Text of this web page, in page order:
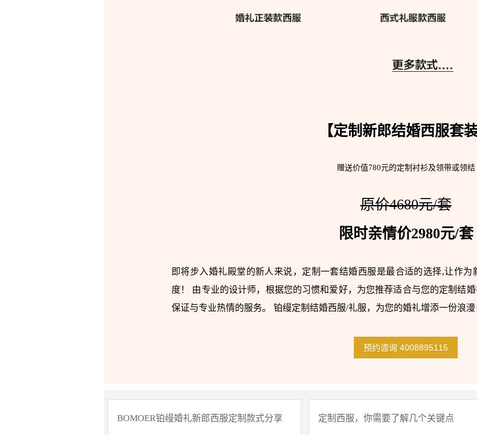
【定制新郎结婚西服套装
赠送价值780元的定制衬衫及领带或领结
原价4680元/套
限时亲情价2980元/套
即将步入婚礼殿堂的新人来说，定制一套结婚西服是最合适的选择,让作
度！ 由专业的设计师，根据您的习惯和爱好，为您推荐适合与您的定制结
保证与专业热情的服务。 铂缦定制结婚西服/礼服，为您的婚礼增添一份浪漫
预约咨询 4008895115
BOMOER铂缦婚礼新郎西服定制款式分享 定制西服，你需要了解几个关键点